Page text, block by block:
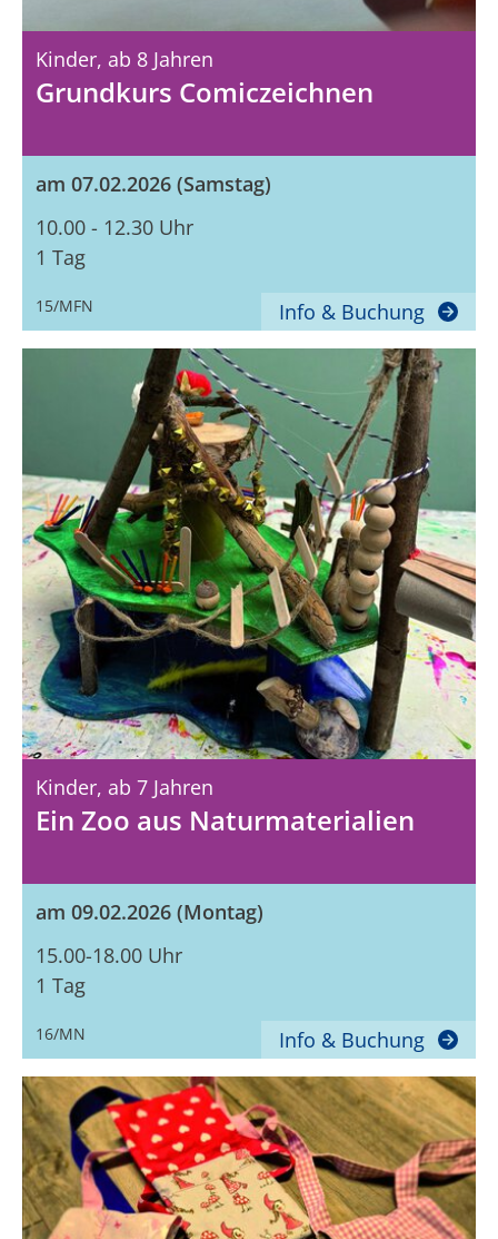
Kinder, Ab 8 Jahren
Grundkurs Comiczeichnen
am 07.02.2026 (Samstag)
10.00 - 12.30 Uhr
1 Tag
15/MFN Info & Buchung
Kinder, Ab 7 Jahren
Ein Zoo aus Naturmaterialien
am 09.02.2026 (Montag)
15.00-18.00 Uhr
1 Tag
16/MN Info & Buchung